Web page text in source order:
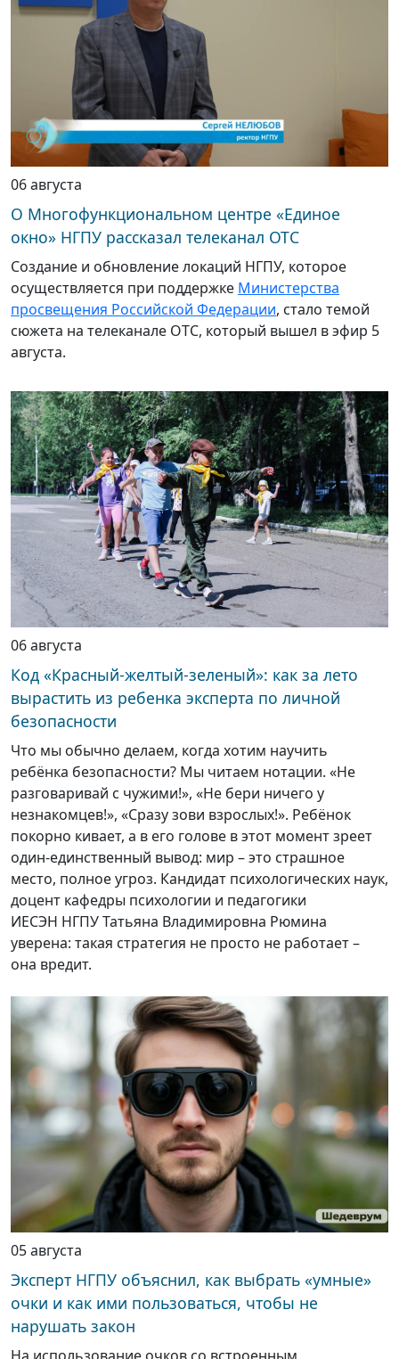
06 августа
О Многофункциональном центре «Единое
окно» НГПУ рассказал телеканал ОТС
Создание и обновление локаций НГПУ, которое
осуществляется при поддержке Министерства
просвещения Российской Федерации, стало темой
сюжета на телеканале ОТС, который вышел в эфир 5
августа.
06 августа
Код «Красный-желтый-зеленый»: как за лето
вырастить из ребенка эксперта по личной
безопасности
Что мы обычно делаем, когда хотим научить
ребёнка безопасности? Мы читаем нотации. «Не
разговаривай с чужими!», «Не бери ничего у
незнакомцев!», «Сразу зови взрослых!». Ребёнок
покорно кивает, а в его голове в этот момент зреет
один-единственный вывод: мир – это страшное
место, полное угроз. Кандидат психологических наук,
доцент кафедры психологии и педагогики
ИЕСЭН НГПУ Татьяна Владимировна Рюмина
уверена: такая стратегия не просто не работает –
она вредит.
05 августа
Эксперт НГПУ объяснил, как выбрать «умные»
очки и как ими пользоваться, чтобы не
нарушать закон